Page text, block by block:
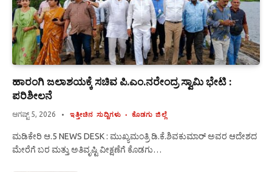
ಹಾರಂಗಿ ಜಲಾಶಯಕ್ಕೆ ಸಚಿವ ಪಿ.ಎಂ.ನರೇಂದ್ರ ಸ್ವಾಮಿ ಭೇಟಿ :
ಪರಿಶೀಲನೆ
ಆಗಷ್ಟ್ 5, 2026 ಇತ್ತೀಚಿನ ಸುದ್ದಿಗಳು ಕೊಡಗು ಜಿಲ್ಲೆ
ಮಡಿಕೇರಿ ಆ.5 NEWS DESK : ಮುಖ್ಯಮಂತ್ರಿ ಡಿ.ಕೆ.ಶಿವಕುಮಾರ್ ಅವರ ಆದೇಶದ
ಮೇರೆಗೆ ಬರ ಮತ್ತು ಅತಿವೃಷ್ಟಿ ವೀಕ್ಷಣೆಗೆ ಕೊಡಗು…